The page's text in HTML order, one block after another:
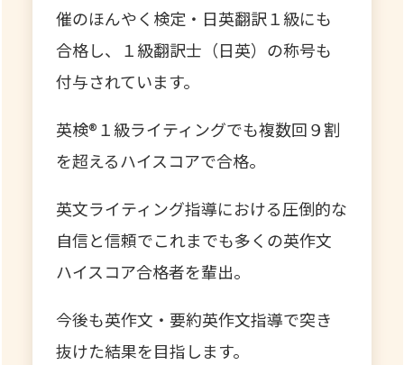
催のほんやく検定・日英翻訳１級にも
合格し、１級翻訳士（日英）の称号も
付与されています。
英検®１級ライティングでも複数回９割
を超えるハイスコアで合格。
英文ライティング指導における圧倒的な
自信と信頼でこれまでも多くの英作文
ハイスコア合格者を輩出。
今後も英作文・要約英作文指導で突き
抜けた結果を目指します。